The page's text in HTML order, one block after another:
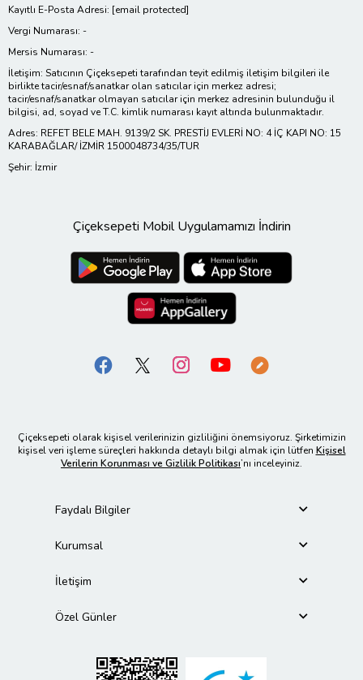
Kayıtlı E-Posta Adresi: [email protected]
Vergi Numarası: -
Mersis Numarası: -
İletişim: Satıcının Çiçeksepeti tarafından teyit edilmiş iletişim bilgileri ile
birlikte tacir/esnaf/sanatkar olan satıcılar için merkez adresi;
tacir/esnaf/sanatkar olmayan satıcılar için merkez adresinin bulunduğu il
bilgisi, ad, soyad ve T.C. kimlik numarası kayıt altında bulunmaktadır.
Adres: REFET BELE MAH. 9139/2 SK. PRESTİJ EVLERİ NO: 4 İÇ KAPI NO: 15
KARABAĞLAR/ İZMİR 1500048734/35/TUR
Şehir: İzmir
Çiçeksepeti Mobil Uygulamamızı İndirin
Çiçeksepeti olarak kişisel verilerinizin gizliliğini önemsiyoruz. Şirketimizin
kişisel veri işleme süreçleri hakkında detaylı bilgi almak için lütfen Kişisel
Verilerin Korunması ve Gizlilik Politikası’nı inceleyiniz.
Faydalı Bilgiler
Kurumsal
İletişim
Özel Günler